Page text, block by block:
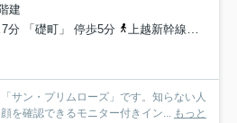
建
分 「礎町」 停歩5分
上越新幹線「新潟」駅 徒歩23分
サン・プリムローズ」です。知らない人
を確認できるモニター付きイン...
もっと